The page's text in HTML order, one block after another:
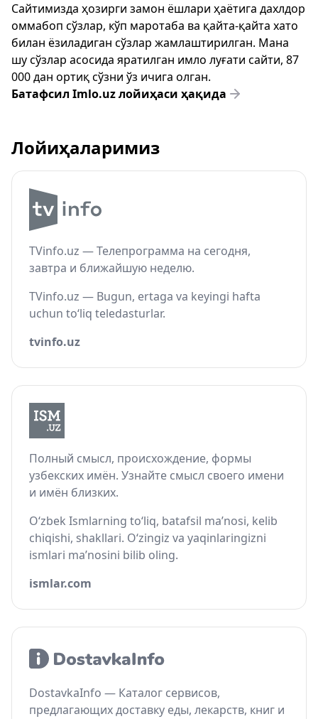
Сайтимизда ҳозирги замон ёшлари ҳаётига дахлдор
оммабоп сўзлар, кўп маротаба ва қайта-қайта хато
билан ёзиладиган сўзлар жамлаштирилган. Мана
шу сўзлар асосида яратилган имло луғати сайти, 87
000 дан ортиқ сўзни ўз ичига олган.
Батафсил Imlo.uz лойиҳаси ҳақида
Лойиҳаларимиз
TVinfo.uz — Телепрограмма на сегодня,
завтра и ближайшую неделю.
TVinfo.uz — Bugun, ertaga va keyingi hafta
uchun to‘liq teledasturlar.
tvinfo.uz
Полный смысл, происхождение, формы
узбекских имён. Узнайте смысл своего имени
и имён близких.
O‘zbek Ismlarning to‘liq, batafsil ma’nosi, kelib
chiqishi, shakllari. O‘zingiz va yaqinlaringizni
ismlari ma’nosini bilib oling.
ismlar.com
DostavkaInfo — Каталог сервисов,
предлагающих доставку еды, лекарств, книг и